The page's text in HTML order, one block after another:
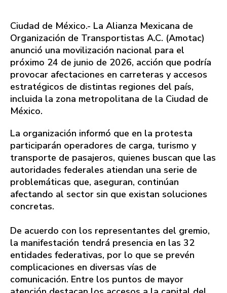
Ciudad de México.- La Alianza Mexicana de
Organización de Transportistas A.C. (Amotac)
anunció una movilización nacional para el
próximo 24 de junio de 2026, acción que podría
provocar afectaciones en carreteras y accesos
estratégicos de distintas regiones del país,
incluida la zona metropolitana de la Ciudad de
México.
La organización informó que en la protesta
participarán operadores de carga, turismo y
transporte de pasajeros, quienes buscan que las
autoridades federales atiendan una serie de
problemáticas que, aseguran, continúan
afectando al sector sin que existan soluciones
concretas.
De acuerdo con los representantes del gremio,
la manifestación tendrá presencia en las 32
entidades federativas, por lo que se prevén
complicaciones en diversas vías de
comunicación. Entre los puntos de mayor